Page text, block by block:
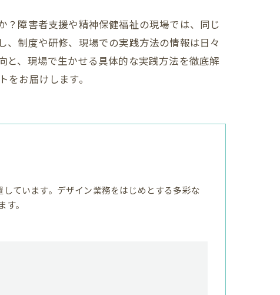
？障害者支援や精神保健福祉の現場では、同じ
制度や研修、現場での実践方法の情報は日々
と、現場で生かせる具体的な実践方法を徹底解
お届けします。
ています。デザイン業務をはじめとする多彩な
。